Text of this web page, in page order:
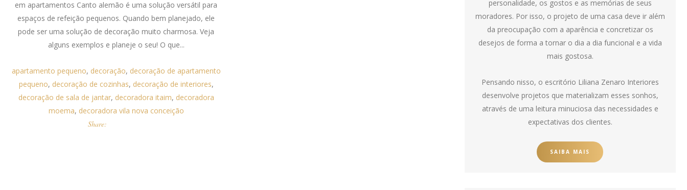
em apartamentos Canto alemão é uma solução versátil para
espaços de refeição pequenos. Quando bem planejado, ele
pode ser uma solução de decoração muito charmosa. Veja
alguns exemplos e planeje o seu! O que...
apartamento pequeno, decoração, decoração de apartamento
pequeno, decoração de cozinhas, decoração de interiores,
decoração de sala de jantar, decoradora itaim, decoradora
moema, decoradora vila nova conceição
Share:
personalidade, os gostos e as memórias de seus
moradores. Por isso, o projeto de uma casa deve ir além
da preocupação com a aparência e concretizar os
desejos de forma a tornar o dia a dia funcional e a vida
mais gostosa.
Pensando nisso, o escritório Liliana Zenaro Interiores
desenvolve projetos que materializam esses sonhos,
através de uma leitura minuciosa das necessidades e
expectativas dos clientes.
SAIBA MAIS